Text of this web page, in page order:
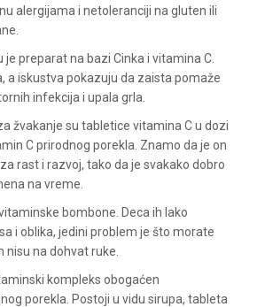
alergijama i netoleranciji na gluten ili
je preparat na bazi Cinka i vitamina C.
a iskustva pokazuju da zaista pomaže
infekcija i upala grla.
žvakanje su tabletice vitamina C u dozi
C prirodnog porekla. Znamo da je on
rast i razvoj, tako da je svakako dobro
na vreme.
bombone. Deca ih lako
i oblika, jedini problem je što morate
nisu na dohvat ruke.
kompleks obogaćen
porekla. Postoji u vidu sirupa, tableta